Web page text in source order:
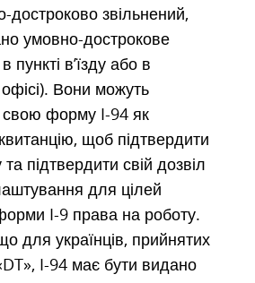
достроково звільнений,
умовно-дострокове
пункті в’їзду або в
Вони можуть
свою форму I-94 як
щоб підтвердити
підтвердити свій дозвіл
для цілей
I-9 права на роботу.
для українців, прийнятих
I-94 має бути видано